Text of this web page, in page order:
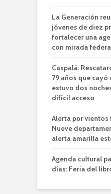
La Generación
jóvenes de diez
fortalecer una
con mirada
Caspalá:
79 años que cayó
estuvo dos
difícil acceso
Alerta por vientos
Nueve
alerta amarilla
Agenda cultural
días: Feria del